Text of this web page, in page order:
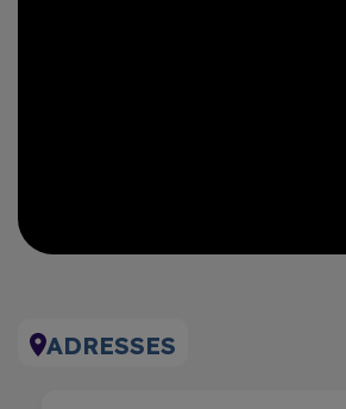
ADRESSES